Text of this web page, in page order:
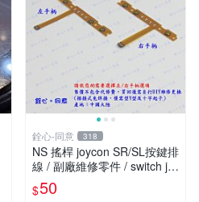
銓心-同意 318
NS 搖桿 joycon SR/SL按鍵排
線 / 副廠維修零件 / switch jo
y-con 手柄專用款
$50